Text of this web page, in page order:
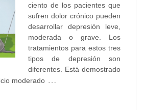
ciento de los pacientes que
sufren dolor crónico pueden
desarrollar depresión leve,
moderada o grave. Los
tratamientos para estos tres
tipos de depresión son
diferentes. Está demostrado
moderado …